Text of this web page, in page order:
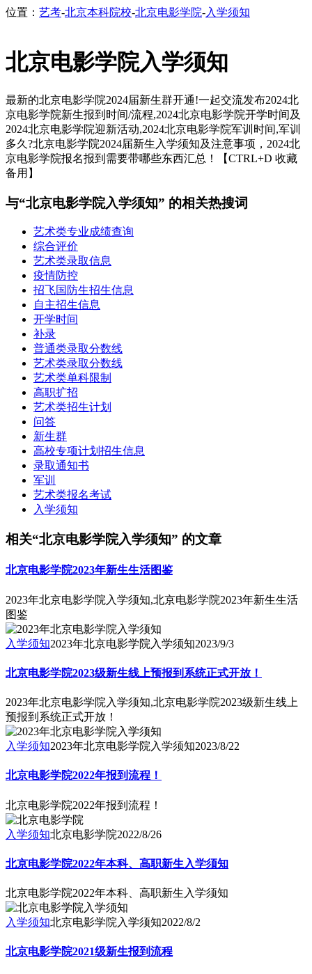
位置： 艺考-北京本科院校-北京电影学院-入学须知
北京电影学院入学须知
最新的北京电影学院2024届新生群开通!一起交流发布2024北
京电影学院新生报到时间/流程,2024北京电影学院开学时间及
2024北京电影学院迎新活动,2024北京电影学院军训时间,军训
多久?北京电影学院2024届新生入学须知及注意事项，2024北
京电影学院报名报到需要带哪些东西汇总！【CTRL+D 收藏
备用】
与“北京电影学院入学须知” 的相关热搜词
艺术类专业成绩查询
综合评价
艺术类录取信息
疫情防控
招飞国防生招生信息
自主招生信息
开学时间
补录
普通类录取分数线
艺术类录取分数线
艺术类单科限制
高职扩招
艺术类招生计划
问答
新生群
高校专项计划招生信息
录取通知书
军训
艺术类报名考试
入学须知
相关“北京电影学院入学须知” 的文章
北京电影学院2023年新生生活图鉴
2023年北京电影学院入学须知,北京电影学院2023年新生生活
图鉴
入学须知2023年北京电影学院入学须知2023/9/3
北京电影学院2023级新生线上预报到系统正式开放！
2023年北京电影学院入学须知,北京电影学院2023级新生线上
预报到系统正式开放！
入学须知2023年北京电影学院入学须知2023/8/22
北京电影学院2022年报到流程！
北京电影学院2022年报到流程！
入学须知北京电影学院2022/8/26
北京电影学院2022年本科、高职新生入学须知
北京电影学院2022年本科、高职新生入学须知
入学须知北京电影学院入学须知2022/8/2
北京电影学院2021级新生报到流程